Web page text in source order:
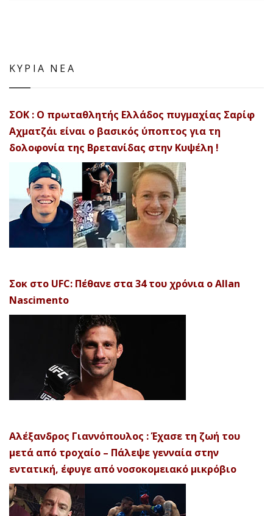
ΚΥΡΙΑ ΝΕΑ
ΣΟΚ : Ο πρωταθλητής Ελλάδος πυγμαχίας Σαρίφ
Αχματζάι είναι ο βασικός ύποπτος για τη
δολοφονία της Βρετανίδας στην Κυψέλη !
Σοκ στο UFC: Πέθανε στα 34 του χρόνια ο Allan
Nascimento
Αλέξανδρος Γιαννόπουλος : Έχασε τη ζωή του
μετά από τροχαίο – Πάλεψε γενναία στην
εντατική, έφυγε από νοσοκομειακό μικρόβιο